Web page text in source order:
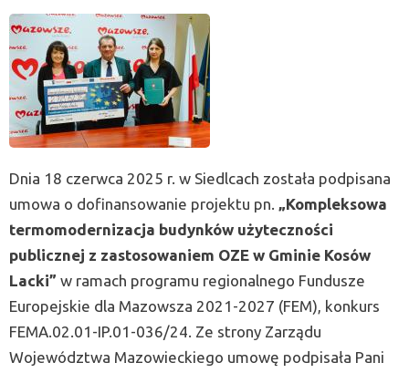
Dnia 18 czerwca 2025 r. w Siedlcach została podpisana
umowa o dofinansowanie projektu pn. „Kompleksowa
termomodernizacja budynków użyteczności
publicznej z zastosowaniem OZE w Gminie Kosów
Lacki” w ramach programu regionalnego Fundusze
Europejskie dla Mazowsza 2021-2027 (FEM), konkurs
FEMA.02.01-IP.01-036/24. Ze strony Zarządu
Województwa Mazowieckiego umowę podpisała Pani